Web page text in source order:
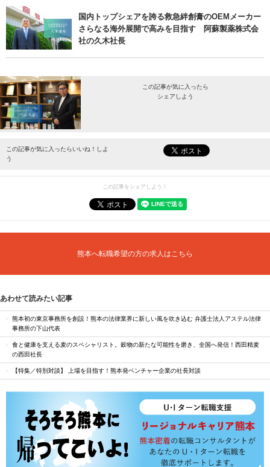
国内トップシェアを誇る救急絆創膏のOEMメーカー
さらなる海外展開で高みを目指す 阿蘇製薬株式会
社の久木社長
この記事が気に入ったら
シェアしよう
最新情報をお届けします。
この記事が気に入ったらいいね！しよ
う
この記事をシェアしよう！
熊本へ転職希望の方の求人はこちら
あわせて読みたい記事
熊本初の東京事務所を創設！熊本の法律業界に新しい風を吹き込む 弁護士法人アステル法律
事務所の下山代表
食と健康を支える麦のスペシャリスト。穀物の新たな可能性を磨き、全国へ発信！西田精麦
の西田社長
【特集／特別対談】 上場を目指す！熊本発ベンチャー企業の社長対談